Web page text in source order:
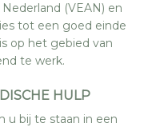
(VEAN) en
tot een goed einde
op het gebied van
te werk.
HULP
u bij te staan in een